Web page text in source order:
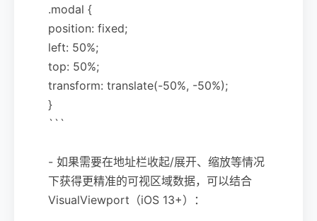
.modal {
position: fixed;
left: 50%;
top: 50%;
transform: translate(-50%, -50%);
}
```
- 如果需要在地址栏收起/展开、缩放等情况
下获得更精准的可视区域数据，可以结合
VisualViewport（iOS 13+）：